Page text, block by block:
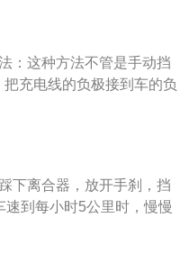
步，前车驾驶员除应注意
驶员在车辆起动后应及时
的车打着火，空踩油门，
应该很快发动起来。3、
要慢速起步，前车驾驶员
示意前车，两辆车应缓慢
：这种方法不管是手动挡
充电线的负极接到车的负
到车的正极，另一端接到
持启动状态15到20分钟，
，再拆掉车上的线。2、
的前后道捆绑结实。然后
车车速，同时也要注意行
近路边停车。3、推车启
下离合器，放开手刹，挡
到每小时5公里时，慢慢
中速挡起步，然后放松手